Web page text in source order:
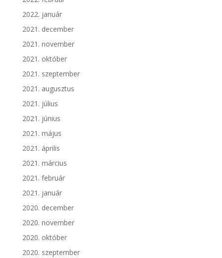
2022. január
2021. december
2021. november
2021. október
2021. szeptember
2021. augusztus
2021. július
2021. június
2021. május
2021. április
2021. március
2021. február
2021. január
2020. december
2020. november
2020. október
2020. szeptember